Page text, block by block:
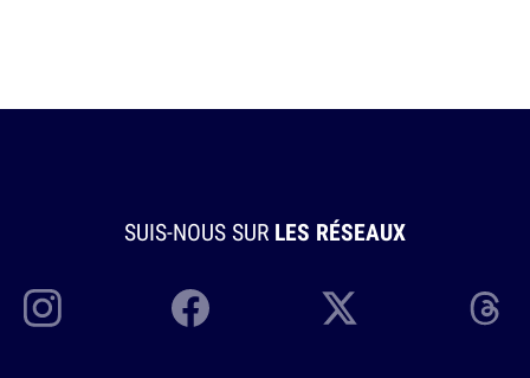
SUIS-NOUS SUR LES RÉSEAUX